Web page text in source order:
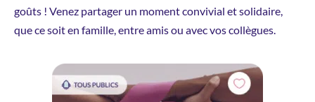
goûts ! Venez partager un moment convivial et solidaire,
que ce soit en famille, entre amis ou avec vos collègues.